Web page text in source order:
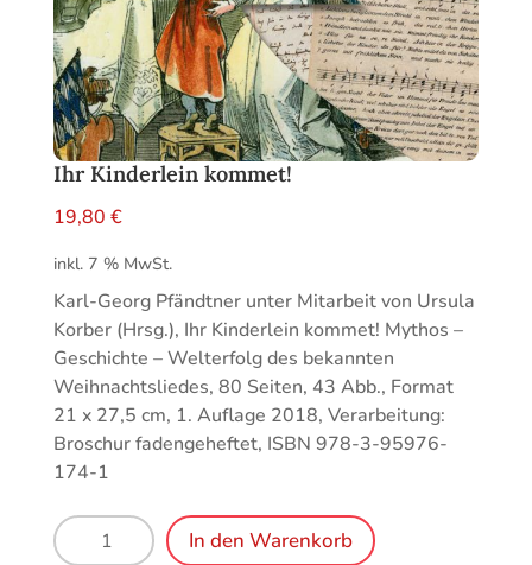
Ihr Kinderlein kommet!
19,80 €
inkl. 7 % MwSt.
Karl-Georg Pfändtner unter Mitarbeit von Ursula
Korber (Hrsg.), Ihr Kinderlein kommet! Mythos –
Geschichte – Welterfolg des bekannten
Weihnachtsliedes, 80 Seiten, 43 Abb., Format
21 x 27,5 cm, 1. Auflage 2018, Verarbeitung:
Broschur fadengeheftet, ISBN 978-3-95976-
174-1
Ihr
Kinderlein
In den Warenkorb